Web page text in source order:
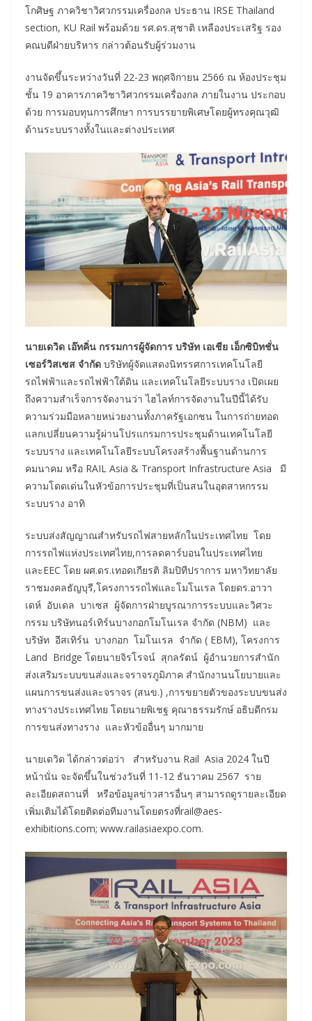
โกศิษฐ ภาควิชาวิศวกรรมเครื่องกล ประธาน IRSE Thailand
section, KU Rail พร้อมด้วย รศ.ดร.สุชาติ เหลืองประเสริฐ รอง
คณบดีฝ่ายบริหาร กล่าวต้อนรับผู้ร่วมงาน
งานจัดขึ้นระหว่างวันที่ 22-23 พฤศจิกายน 2566 ณ ห้องประชุม
ชั้น 19 อาคารภาควิชาวิศวกรรมเครื่องกล ภายในงาน ประกอบ
ด้วย การมอบทุนการศึกษา การบรรยายพิเศษโดยผู้ทรงคุณวุฒิ
ด้านระบบรางทั้งในและต่างประเทศ
นายเดวิด เอ๊ทคิ่น กรรมการผู้จัดการ บริษัท เอเชีย เอ็กซิบิทชั่น
เซอร์วิสเซส จำกัด บริษัทผู้จัดแสดงนิทรรศการเทคโนโลยี
รถไฟฟ้าและรถไฟฟ้าใต้ดิน และเทคโนโลยีระบบราง เปิดเผย
ถึงความสำเร็จการจัดงานว่า ไฮไลท์การจัดงานในปีนี้ได้รับ
ความร่วมมือหลายหน่วยงานทั้งภาครัฐเอกชน ในการถ่ายทอด
แลกเปลี่ยนความรู้ผ่านโปรแกรมการประชุมด้านเทคโนโลยี
ระบบราง และเทคโนโลยีระบบโครงสร้างพื้นฐานด้านการ
คมนาคม หรือ RAIL Asia & Transport Infrastructure Asia มี
ความโดดเด่นในหัวข้อการประชุมที่เป็นสนในอุตสาหกรรม
ระบบราง อาทิ
ระบบส่งสัญญาณสำหรับรถไฟสายหลักในประเทศไทย โดย
การรถไฟแห่งประเทศไทย,การลดคาร์บอนในประเทศไทย
และEEC โดย ผศ.ดร.เทอดเกียรติ ลิมปิทีปราการ มหาวิทยาลัย
ราชมงคลธัญบุรี,โครงการรถไฟและโมโนเรล โดยดร.อาวา
เดห์ อับเดล บาเซส ผู้จัดการฝ่ายบูรณาการระบบและวิศวะ
กรรม บริษัทนอร์เทิร์นบางกอกโมโนเรล จำกัด (NBM) และ
บริษัท อีสเทิร์น บางกอก โมโนเรล จำกัด ( EBM), โครงการ
Land Bridge โดยนายจิรโรจน์ สุกลรัตน์ ผู้อำนวยการสำนัก
ส่งเสริมระบบขนส่งและจราจรภูมิภาค สำนักงานนโยบายและ
แผนการขนส่งและจราจร (สนข.) ,การขยายตัวของระบบขนส่ง
ทางรางประเทศไทย โดยนายพิเชฐ คุณาธรรมรักษ์ อธิบดีกรม
การขนส่งทางราง และหัวข้ออื่นๆ มากมาย
นายเดวิด ได้กล่าวต่อว่า สำหรับงาน Rail Asia 2024 ในปี
หน้านั่น จะจัดขึ้นในช่วงวันที่ 11-12 ธันวาคม 2567 ราย
ละเอียดสถานที่ หรือข้อมูลข่าวสารอื่นๆ สามารถดูรายละเอียด
เพิ่มเติมได้โดยติดต่อทีมงานโดยตรงที่rail@aes-
exhibitions.com; www.railasiaexpo.com.